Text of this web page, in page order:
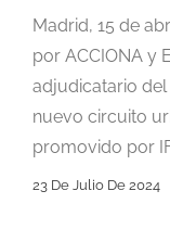
Madrid, 15 de
por ACCIONA y
adjudicatario
nuevo circuito
promovido por
23 De Julio De 2024